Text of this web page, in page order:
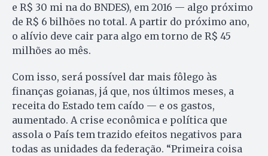
e R$ 30 mi na do BNDES), em 2016 — algo próximo
de R$ 6 bilhões no total. A partir do próximo ano,
o alívio deve cair para algo em torno de R$ 45
milhões ao mês.
Com isso, será possível dar mais fôlego às
finanças goianas, já que, nos últimos meses, a
receita do Estado tem caído — e os gastos,
aumentado. A crise econômica e política que
assola o País tem trazido efeitos negativos para
todas as unidades da federação. “Primeira coisa